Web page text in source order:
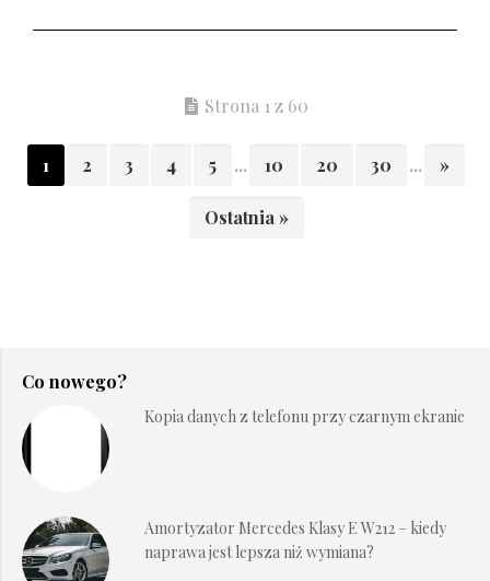
Strona 1 z 60
1 2 3 4 5 ... 10 20 30 ... »
Ostatnia »
Co nowego?
Kopia danych z telefonu przy czarnym ekranie
Amortyzator Mercedes Klasy E W212 – kiedy
naprawa jest lepsza niż wymiana?